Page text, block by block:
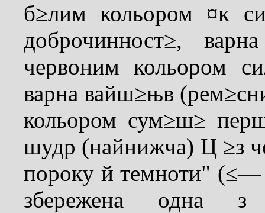
б≥лим кольором ¤к
доброчинност≥,
червоним кольором
варна вайш≥њв
кольором сум≥ш≥
шудр (найнижча) Ц ≥з
пороку й темноти"
збережена одна